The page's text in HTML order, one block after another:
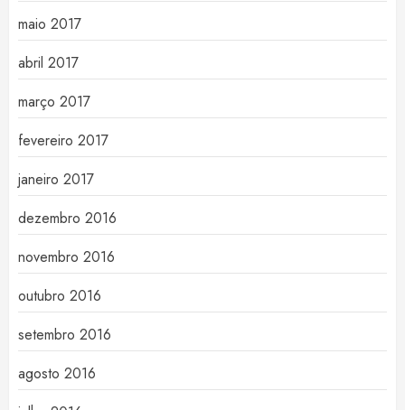
maio 2017
abril 2017
março 2017
fevereiro 2017
janeiro 2017
dezembro 2016
novembro 2016
outubro 2016
setembro 2016
agosto 2016